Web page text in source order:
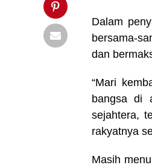
Dalam
bersama-
dan
“Mari
bangsa di
sejahtera,
rakyatnya
Masih